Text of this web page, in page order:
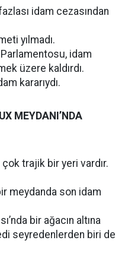
idam cezasından
yılmadı.
idam
üzere kaldırdı.
kararıydı.
MEYDANI’NDA
çok trajik bir yeri vardır.
meydanda son idam
bir ağacın altına
seyredenlerden biri de